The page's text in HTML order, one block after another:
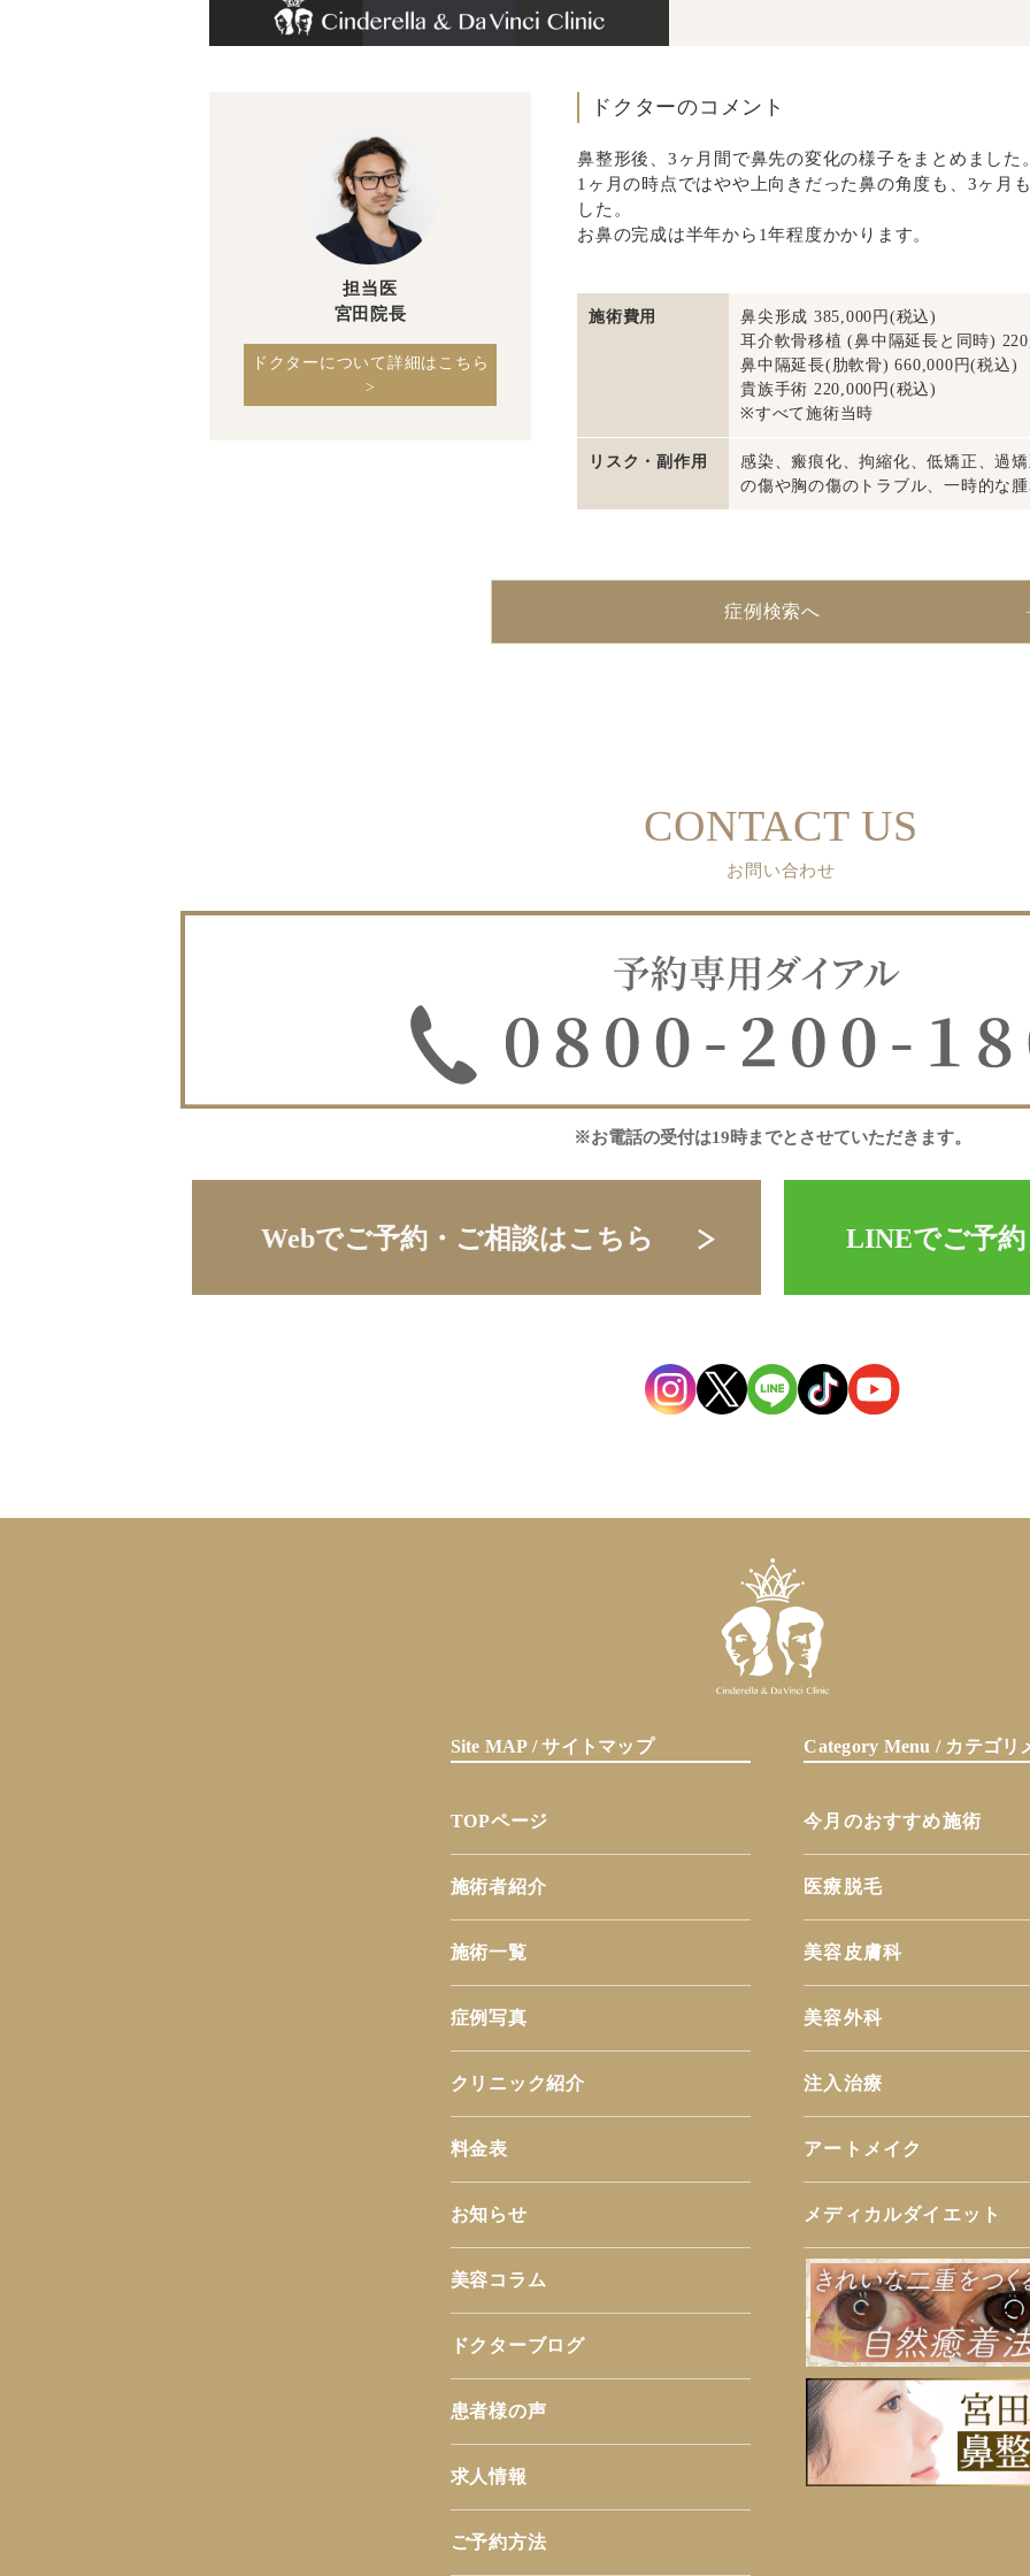
ドクターのコメント
鼻整形後、3ヶ月間で鼻先の変化の様子をまとめました。
1ヶ月の時点ではやや上向きだった鼻の角度も、3ヶ月
した。
お鼻の完成は半年から1年程度かかります。
担当医
宮田院長
ドクターについて詳細はこちら
>
施術費用
鼻尖形成 385,000円(税込)
耳介軟骨移植 (鼻中隔延長と同時)
鼻中隔延長(肋軟骨) 660,000円(税込)
貴族手術 220,000円(税込)
※すべて施術当時
リスク・副作用
感染、瘢痕化、拘縮化、低矯正、過
の傷や胸の傷のトラブル、一時的な
症例検索へ
CONTACT US
お問い合わせ
※お電話の受付は19時までとさせていただきます。
Site MAP / サイトマップ
TOPページ
施術者紹介
施術一覧
症例写真
クリニック紹介
料金表
お知らせ
美容コラム
ドクターブログ
患者様の声
求人情報
ご予約方法
Category Menu / カテゴリ
今月のおすすめ施術
医療脱毛
美容皮膚科
美容外科
注入治療
アートメイク
メディカルダイエット